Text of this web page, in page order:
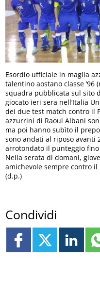
Esordio ufficiale in maglia
talentino aostano classe
squadra pubblicata sul sito
giocato ieri sera nell’Italia
dei due test match contro il
azzurrini di Raoul Albani
ma poi hanno subìto il
sono andati al riposo avanti
arrotondato il punteggio
Nella serata di domani,
amichevole sempre contro il
(d.p.)
Condividi